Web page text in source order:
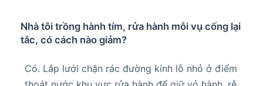
Nhà tôi trồng hành tím, rửa hành mỗi vụ cống lại
tắc, có cách nào giảm?
Có. Lắp lưới chặn rác đường kính lỗ nhỏ ở điểm